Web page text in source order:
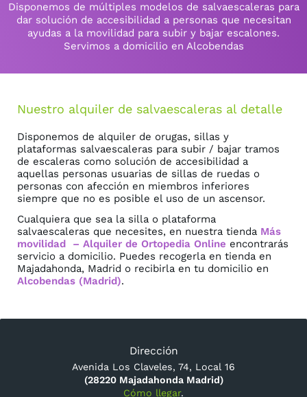
Disponemos de múltiples modelos de salvaescaleras para
dar solución de accesibilidad a personas que necesitan
ayudas a la movilidad para subir y bajar escalones.
Servimos a domicilio en Alcobendas
Nuestro alquiler de salvaescaleras al detalle
Disponemos de alquiler de orugas, sillas y
plataformas salvaescaleras para subir / bajar tramos
de escaleras como solución de accesibilidad a
aquellas personas usuarias de sillas de ruedas o
personas con afección en miembros inferiores
siempre que no es posible el uso de un ascensor.
Cualquiera que sea la silla o plataforma
salvaescaleras que necesites, en nuestra tienda Más
movilidad – Alquiler de Ortopedia Online encontrarás
servicio a domicilio. Puedes recogerla en tienda en
Majadahonda, Madrid o recibirla en tu domicilio en
Alcobendas (Madrid).
Dirección
Avenida Los Claveles, 74, Local 16
(28220 Majadahonda Madrid)
Cómo llegar.